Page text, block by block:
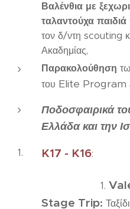
Βαλένθια με
ταλαντούχα παιδιά
τον δ/ντη scouting
Ακαδημίας,
Παρακολούθηση
του Elite Program
Ποδοσφαιρικά
Ελλάδα και την
K17 - K16
1.
Stage Trip: